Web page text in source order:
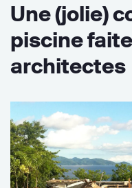
Une (jolie)
piscine
architectes